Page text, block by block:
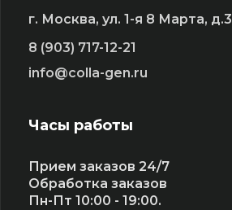
г. Москва, ул. 1-я 8 Марта, д.3
8 (903) 717-12-21
info@colla-gen.ru
Часы работы
Прием заказов 24/7
Обработка заказов
Пн-Пт 10:00 - 19:00.